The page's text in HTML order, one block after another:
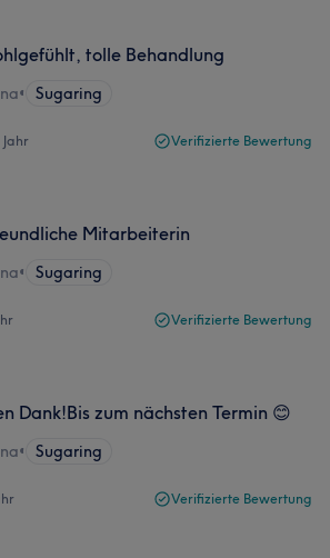
tolle Behandlung
• Sugaring
Verifizierte Bewertung
Mitarbeiterin
• Sugaring
Verifizierte Bewertung
Dank!Bis zum nächsten Termin 😊
• Sugaring
Verifizierte Bewertung